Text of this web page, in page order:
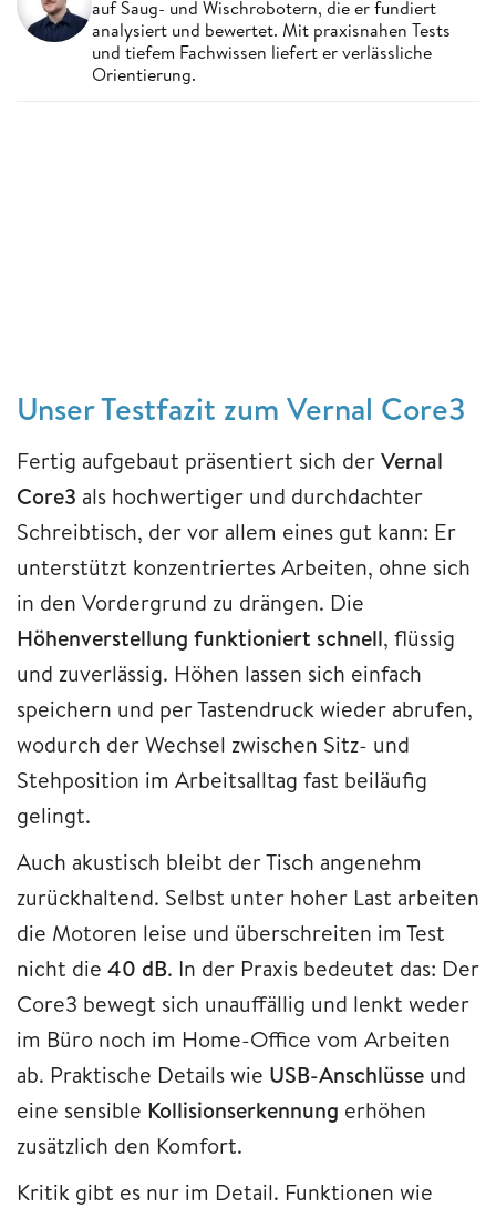
auf Saug- und Wischrobotern, die er fundiert
analysiert und bewertet. Mit praxisnahen Tests
und tiefem Fachwissen liefert er verlässliche
Orientierung.
Unser Testfazit zum Vernal Core3
Fertig aufgebaut präsentiert sich derVernal
Core3 als hochwertiger und durchdachter
Schreibtisch, der vor allem eines gut kann: Er
unterstützt konzentriertes Arbeiten, ohne sich
in den Vordergrund zu drängen. Die
Höhenverstellung funktioniert schnell, flüssig
und zuverlässig. Höhen lassen sich einfach
speichern und per Tastendruck wieder abrufen,
wodurch der Wechsel zwischen Sitz- und
Stehposition im Arbeitsalltag fast beiläufig
gelingt.
Auch akustisch bleibt der Tisch angenehm
zurückhaltend. Selbst unter hoher Last arbeiten
die Motoren leise und überschreiten im Test
nicht die 40 dB. In der Praxis bedeutet das: Der
Core3 bewegt sich unauffällig und lenkt weder
im Büro noch im Home-Office vom Arbeiten
ab. Praktische Details wie USB-Anschlüsse und
eine sensible Kollisionserkennung erhöhen
zusätzlich den Komfort.
Kritik gibt es nur im Detail. Funktionen wie